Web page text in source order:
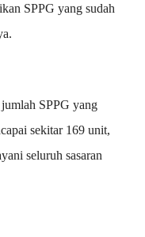
SPPG yang sudah
SPPG yang
sekitar 169 unit,
seluruh sasaran